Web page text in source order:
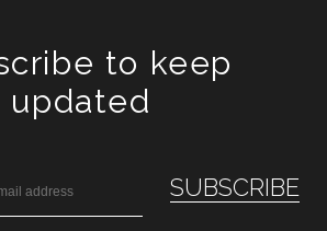
to keep
updated